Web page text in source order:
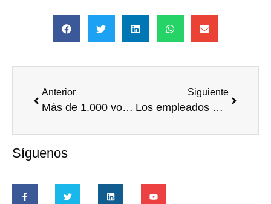
Anterior
Más de 1.000 voluntarios mejoran la calidad de vida de 12.000 personas en la VII Edición del Día Solidario de las Empresas
Siguiente
Los empleados de Danone donan miles de desayunos para los niños más necesitados
Síguenos